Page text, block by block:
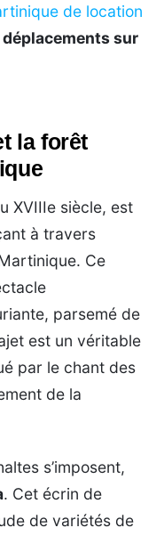
de location
sur
la forêt
XVIIIe siècle, est
à travers
Ce
parsemé de
est un véritable
par le chant des
de la
s’imposent,
. Cet écrin de
de variétés de